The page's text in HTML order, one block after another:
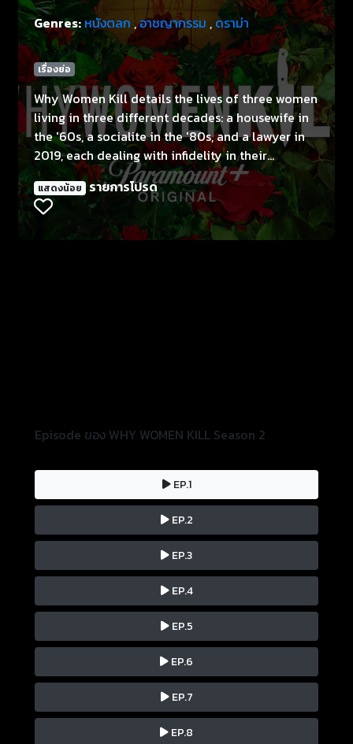
Genres: หนังตลก ,อาชญากรรม , ดราม่า
เรื่องย่อ
Why Women Kill details the lives of three women
living in three different decades: a housewife in
the '60s, a socialite in the '80s, and a lawyer in
2019, each dealing with infidelity in their
marriages. The series examines how the roles of
women have changed, but how their reaction to
betrayal - has not.
แสดงน้อย รายการโปรด
Episode ของ WHY WOMEN KILL Season 2
EP.1
EP.2
EP.3
EP.4
EP.5
EP.6
EP.7
EP.8